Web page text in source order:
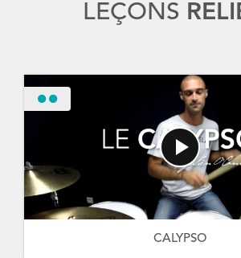
LEÇONS
CALYPSO